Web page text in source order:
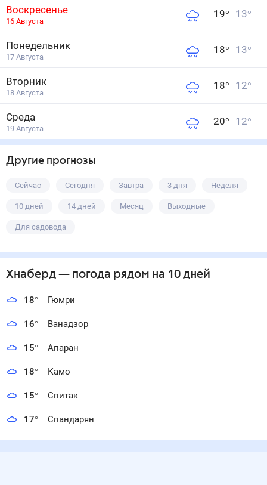
Воскресенье
16 Августа
19° 13°
Понедельник
17 Августа
18° 13°
Вторник
18 Августа
18° 12°
Среда
19 Августа
20° 12°
Другие прогнозы
Сейчас Сегодня Завтра 3 дня Неделя
10 дней 14 дней Месяц Выходные
Для садовода
Хнаберд— погода рядом на 10 дней
18° Гюмри
16° Ванадзор
15° Апаран
18° Камо
15° Спитак
17° Спандарян